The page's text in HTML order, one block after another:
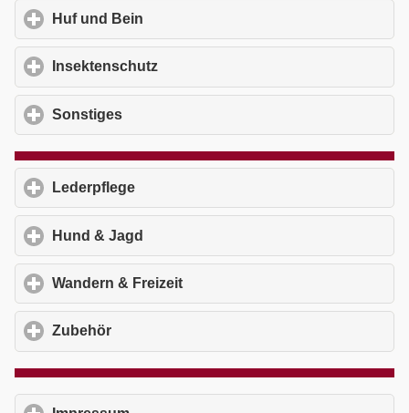
Huf und Bein
Insektenschutz
Sonstiges
Lederpflege
Hund & Jagd
Wandern & Freizeit
Zubehör